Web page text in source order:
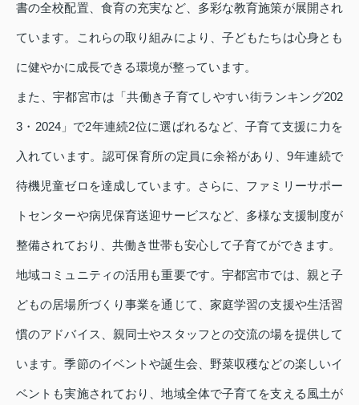
書の全校配置、食育の充実など、多彩な教育施策が展開され
ています。これらの取り組みにより、子どもたちは心身とも
に健やかに成長できる環境が整っています。
また、宇都宮市は「共働き子育てしやすい街ランキング202
3・2024」で2年連続2位に選ばれるなど、子育て支援に力を
入れています。認可保育所の定員に余裕があり、9年連続で
待機児童ゼロを達成しています。さらに、ファミリーサポー
トセンターや病児保育送迎サービスなど、多様な支援制度が
整備されており、共働き世帯も安心して子育てができます。
地域コミュニティの活用も重要です。宇都宮市では、親と子
どもの居場所づくり事業を通じて、家庭学習の支援や生活習
慣のアドバイス、親同士やスタッフとの交流の場を提供して
います。季節のイベントや誕生会、野菜収穫などの楽しいイ
ベントも実施されており、地域全体で子育てを支える風土が